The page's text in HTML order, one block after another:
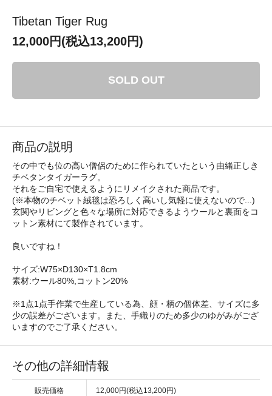
Tibetan Tiger Rug
12,000円(税込13,200円)
SOLD OUT
商品の説明
その中でも位の高い僧侶のために作られていたという由緒正しき
チベタンタイガーラグ。
それをご自宅で使えるようにリメイクされた商品です。
(※本物のチベット絨毯は恐ろしく高いし気軽に使えないので...)
玄関やリビングと色々な場所に対応できるようウールと裏面をコ
ットン素材にて製作されています。
良いですね！
サイズ:W75×D130×T1.8cm
素材:ウール80%,コットン20%
※1点1点手作業で生産している為、顔・柄の個体差、サイズに多
少の誤差がございます。また、手織りのため多少のゆがみがござ
いますのでご了承ください。
その他の詳細情報
販売価格 12,000円(税込13,200円)